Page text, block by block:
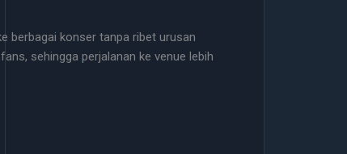
berbagai konser tanpa ribet urusan
sehingga perjalanan ke venue lebih